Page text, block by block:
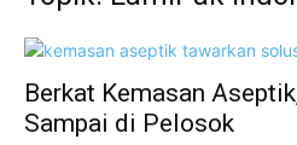
Berkat Kemasan
Sampai di Pelosok